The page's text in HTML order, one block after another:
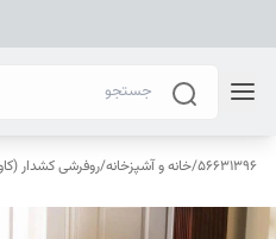
56631396
/خانه و آشپزخانه/روفرشی کشدار